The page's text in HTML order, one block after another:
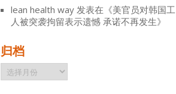
lean health way 发表在《美官员对韩国工
人被突袭拘留表示遗憾 承诺不再发生》
归档
归
档